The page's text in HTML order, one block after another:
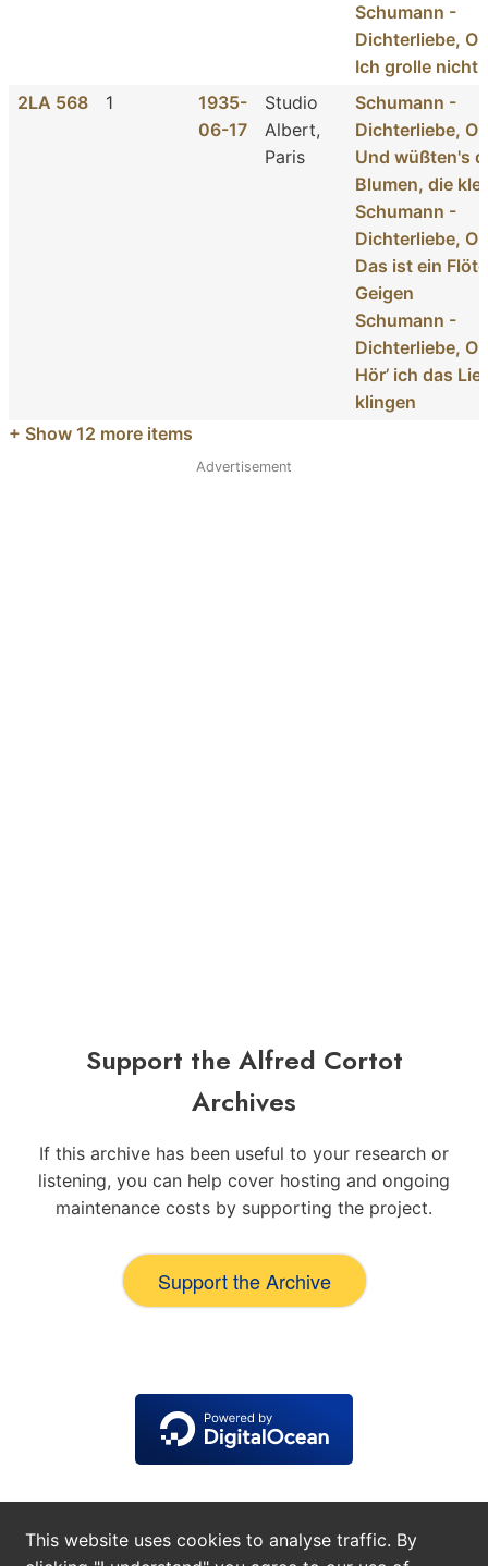
Schumann -
Dichterliebe,
Ich grolle nicht
2LA 568
1
1935-
06-17
Studio
Albert,
Paris
Schumann -
Dichterliebe,
Und wüßten's
Blumen, die
Schumann -
Dichterliebe,
Das ist ein
Geigen
Schumann -
Dichterliebe,
Hör’ ich das
klingen
+ Show 12 more items
Advertisement
Support the Alfred Cortot
Archives
If this archive has been useful to your research or
listening, you can help cover hosting and ongoing
maintenance costs by supporting the project.
Support the Archive
This website uses cookies to analyse traffic. By